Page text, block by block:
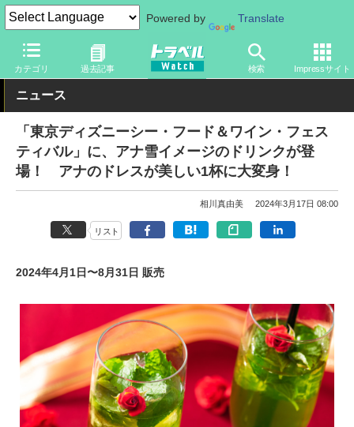
Powered by Translate
カテゴリ 過去記事 検索 Impressサイト
トラベル Watch 旅の情報 観光地 ディズニーリゾート
ニュース
「東京ディズニーシー・フード＆ワイン・フェス
ティバル」に、アナ雪イメージのドリンクが登
場！ アナのドレスが美しい1杯に大変身！
相川真由美 2024年3月17日 08:00
リスト
2024年4月1日〜8月31日 販売